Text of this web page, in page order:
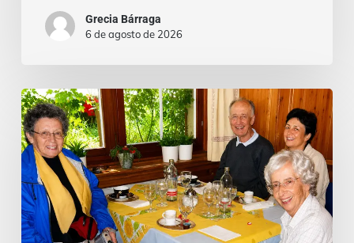
Grecia Bárraga
6 de agosto de 2026
Cardenal
Camillo
Ruini
un
«fiel
pastor»